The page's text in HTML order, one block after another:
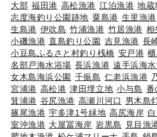
大部 福田港 高松漁港 江泊漁港 地蔵
志度海釣り公園跡地 粟島港 生里漁港
生島港 伊吹島 竹浦漁港 竹居漁港 相
小磯漁港 直島釣り公園 吉見漁港 長
小豆島ふるさと村釣り桟橋 安戸港
名部戸海水浴場 長浜漁港 遠手浜海
女木島海浜公園 千振島 仁老浜漁港
宮浦港 高松港 津田埋立地 小与島 番
箕浦港 谷尻漁港 高瀬川河口 男木島
篠尾漁港 宇多津1号緑地 高尻海岸
室沖漁港 大屋冨海岸 岩黒島 見目漁